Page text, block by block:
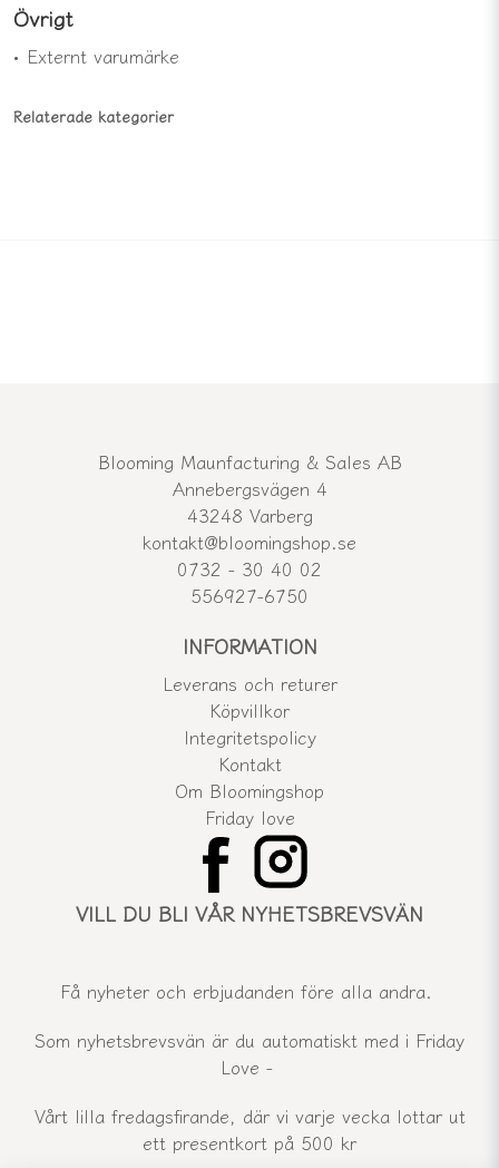
Övrigt
• Externt varumärke
Relaterade kategorier
Blooming Maunfacturing & Sales AB
Annebergsvägen 4
43248 Varberg
kontakt@bloomingshop.se
0732 - 30 40 02
556927-6750
INFORMATION
Leverans och returer
Köpvillkor
Integritetspolicy
Kontakt
Om Bloomingshop
Friday love
VILL DU BLI VÅR NYHETSBREVSVÄN
Få nyheter och erbjudanden före alla andra.
Som nyhetsbrevsvän är du automatiskt med i Friday
Love -
Vårt lilla fredagsfirande, där vi varje vecka lottar ut
ett presentkort på 500 kr